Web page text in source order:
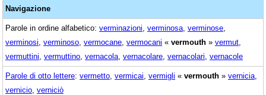
Navigazione
Parole in ordine alfabetico: verminazioni verminosa verminose
verminosi verminoso vermocane vermocani « vermouth » vermut
vermuttini vermuttino vernacola vernacolare vernacolari vernacole
Parole di otto lettere: vermetto vermicai vermigli « vermouth » vernicia
vernicio verniciò